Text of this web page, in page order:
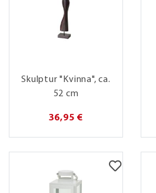
Skulptur "Kvinna", ca.
52 cm
36,95 €